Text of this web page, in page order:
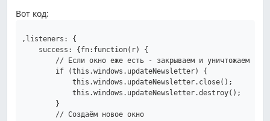
Вот код:
,listeners: {
    success: {fn:function(r) {
        // Если окно еже есть - закрываем и уничтожаем
        if (this.windows.updateNewsletter) {
            this.windows.updateNewsletter.close();
            this.windows.updateNewsletter.destroy();
        }
        // Создаём новое окно